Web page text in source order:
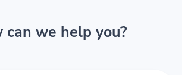
can we help you?